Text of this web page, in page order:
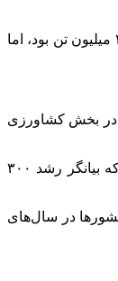
وی در بخش دیگری از سخنان خود به دستاوردهای بخش کشاورزی پرداخت و گفت: مجموع تولیدات کشاورزی کشور شامل محصولات زراعی، باغی، دامی و شیلاتی در سال ۱۳۵۷ حدود ۲۸ میلیون تن بود، اما
جهادی در بخش کشاورزی
وزیر جهاد کشاورزی با اشاره به افزایش تولید محصولات اساسی گفت: تولید گندم که در سال ۱۳۵۶ حدود چهار میلیون تن بود، اکنون در برخی سال‌ها به بیش از ۱۶ میلیون تن می‌رسد که بیانگر رشد ۳۰۰
و دیگر کشورها در سال‌های